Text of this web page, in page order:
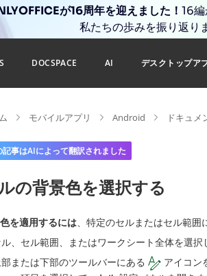
が16周年を迎えました！ 16編
私たちの歩みを振り返り
DOCSPACE AI デスクトップア
モバイルアプリ Android ドキュメ
記事はAIによって翻訳されました
の背景色を選択する
を適用するには、特定のセルまたはセル範囲
、セル範囲、またはワークシート全体を選択
または下部のツールバーにある
アイコン